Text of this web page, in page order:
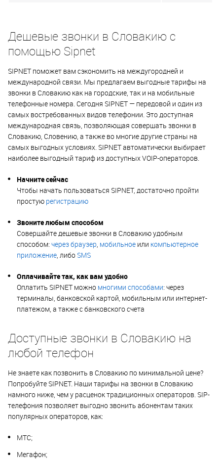
Дешевые звонки в Словакию с
помощью Sipnet
SIPNET поможет вам сэкономить на междугородней и
международной связи. Мы предлагаем выгодные тарифы на
звонки в Словакию как на городские, так и на мобильные
телефонные номера. Сегодня SIPNET — передовой и один из
самых востребованных видов телефонии. Это доступная
международная связь, позволяющая совершать звонки в
Словакию, Словению, а также во многие другие страны на
самых выгодных условиях. SIPNET автоматически выбирает
наиболее выгодный тариф из доступных VOIP-операторов.
Начните сейчас
Чтобы начать пользоваться SIPNET, достаточно пройти
простую регистрацию
Звоните любым способом
Совершайте дешевые звонки в Словакию удобным
способом: через браузер, мобильное или компьютерное
приложение, либо SMS
Оплачивайте так, как вам удобно
Оплатить SIPNET можно многими способами: через
терминалы, банковской картой, мобильным или интернет-
платежом, а также с банковского счета
Доступные звонки в Словакию на
любой телефон
Не знаете как позвонить в Словакию по минимальной цене?
Попробуйте SIPNET. Наши тарифы на звонки в Словакию
намного ниже, чем у расценок традиционных операторов. SIP-
телефония позволяет выгодно звонить абонентам таких
популярных операторов, как:
МТС;
Мегафон;